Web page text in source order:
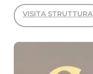
VISITA STRUTTURA